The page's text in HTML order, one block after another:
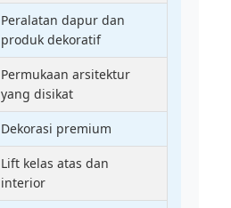
Peralatan dapur dan
produk dekoratif
Permukaan arsitektur
yang disikat
Dekorasi premium
Lift kelas atas dan
interior